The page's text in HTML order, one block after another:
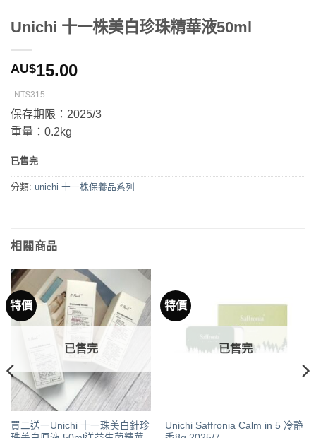
Unichi 十一株美白珍珠精華液50ml
AU$15.00
NT$315
保存期限：2025/3
重量：0.2kg
已售完
分類: unichi 十一株保養品系列
相關商品
特價
已售完
買二送一Unichi 十一珠美白針珍
特價
已售完
Unichi Saffronia Calm in 5 冷静